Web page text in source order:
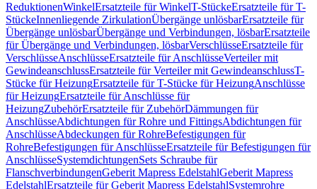
ReduktionenWinkelErsatzteile für WinkelT-StückeErsatzteile für T-
StückeInnenliegende ZirkulationÜbergänge unlösbarErsatzteile für
Übergänge unlösbarÜbergänge und Verbindungen, lösbarErsatzteile
für Übergänge und Verbindungen, lösbarVerschlüsseErsatzteile für
VerschlüsseAnschlüsseErsatzteile für AnschlüsseVerteiler mit
GewindeanschlussErsatzteile für Verteiler mit GewindeanschlussT-
Stücke für HeizungErsatzteile für T-Stücke für HeizungAnschlüsse
für HeizungErsatzteile für Anschlüsse für
HeizungZubehörErsatzteile für ZubehörDämmungen für
AnschlüsseAbdichtungen für Rohre und FittingsAbdichtungen für
AnschlüsseAbdeckungen für RohreBefestigungen für
RohreBefestigungen für AnschlüsseErsatzteile für Befestigungen für
AnschlüsseSystemdichtungenSets Schraube für
FlanschverbindungenGeberit Mapress EdelstahlGeberit Mapress
EdelstahlErsatzteile für Geberit Mapress EdelstahlSystemrohre